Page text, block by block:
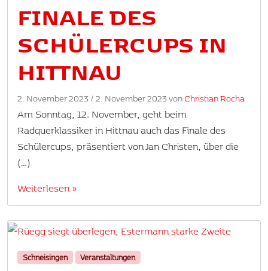
FINALE DES
SCHÜLERCUPS IN
HITTNAU
2. November 2023 / 2. November 2023vonChristian Rocha
Am Sonntag, 12. November, geht beim
Radquerklassiker in Hittnau auch das Finale des
Schülercups, präsentiert von Jan Christen, über die
(…)
Weiterlesen »
Schneisingen Veranstaltungen